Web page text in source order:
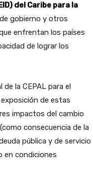
del Caribe para la
gobierno y otros
enfrentan los países
de lograr los
la CEPAL para el
de estas
impactos del cambio
consecuencia de la
pública y de servicio
en condiciones